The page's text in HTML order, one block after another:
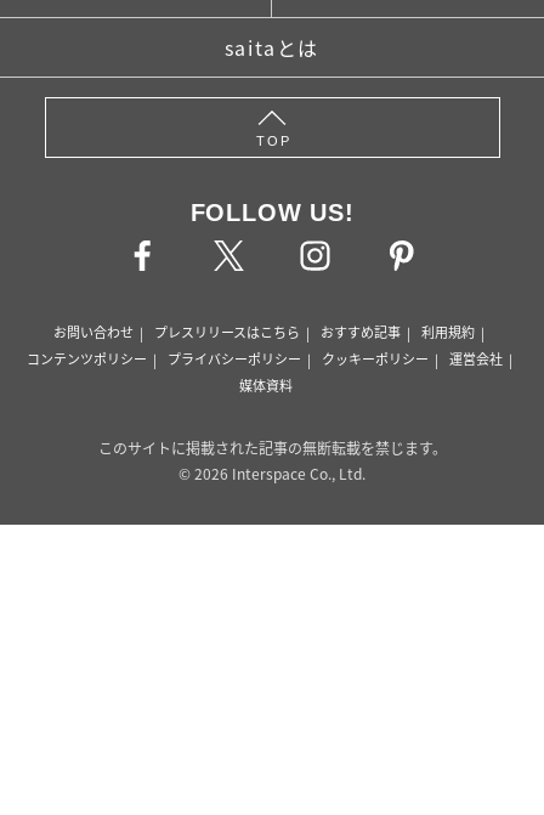
saitaとは
TOP
FOLLOW US!
お問い合わせ プレスリリースはこちら おすすめ記事
利用規約
コンテンツポリシー
プライバシーポリシー クッキーポリシー
運営会社
媒体資料
このサイトに掲載された記事の無断転載を禁じます。
© 2026 Interspace Co., Ltd.